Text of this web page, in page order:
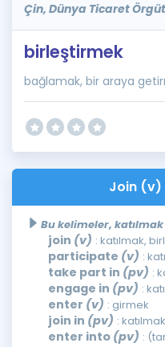
Çin, Dünya Ticaret
birleştirmek
bağlamak, bir araya
Join (v)
Bu kelimeler,
join (v) : katılmak,
participate (v) :
take part in (pv) :
engage in (pv) :
enter (v) : girmek
join in (pv) : katılmak
enter into (pv) :